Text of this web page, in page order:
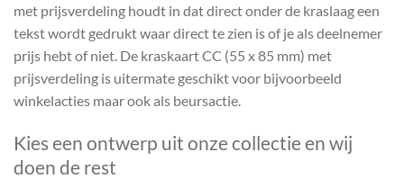
met prijsverdeling houdt in dat direct onder de kraslaag een
tekst wordt gedrukt waar direct te zien is of je als deelnemer
prijs hebt of niet. De kraskaart CC (55 x 85 mm) met
prijsverdeling is uitermate geschikt voor bijvoorbeeld
winkelacties maar ook als beursactie.
Kies een ontwerp uit onze collectie en wij
doen de rest